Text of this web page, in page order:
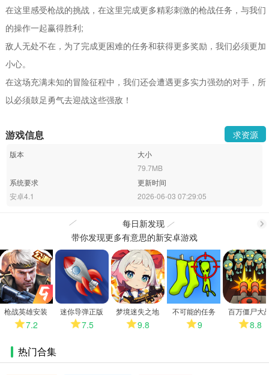
在这里感受枪战的挑战，在这里完成更多精彩刺激的枪战任务，与我们
的操作一起赢得胜利;
敌人无处不在，为了完成更困难的任务和获得更多奖励，我们必须更加
小心。
在这场充满未知的冒险征程中，我们还会遭遇更多实力强劲的对手，所
以必须鼓足勇气去迎战这些强敌！
游戏信息 求资源
版本
大小
79.7MB
系统要求
安卓4.1
更新时间
2026-06-03 07:29:05
每日新发现
更
多
带你发现更多有意思的新安卓游戏
枪战英雄安装
7.2
迷你导弹正版
7.5
梦境迷失之地
9.8
不可能的任务
9
百万僵尸大
8.8
热门合集